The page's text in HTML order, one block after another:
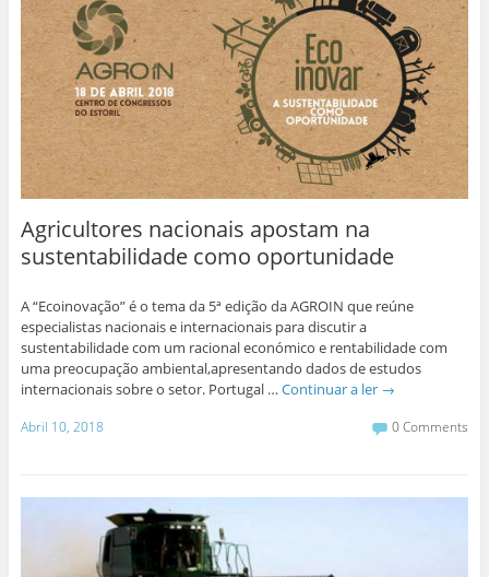
Agricultores nacionais apostam na
sustentabilidade como oportunidade
A “Ecoinovação” é o tema da 5ª edição da AGROIN que reúne
especialistas nacionais e internacionais para discutir a
sustentabilidade com um racional económico e rentabilidade com
uma preocupação ambiental,apresentando dados de estudos
internacionais sobre o setor. Portugal … Continuar a ler →
Abril 10, 2018 0 Comments